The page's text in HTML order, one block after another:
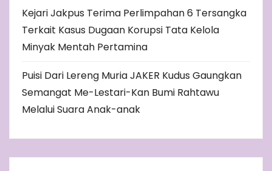
Kejari Jakpus Terima Perlimpahan 6 Tersangka
Terkait Kasus Dugaan Korupsi Tata Kelola
Minyak Mentah Pertamina
Puisi Dari Lereng Muria JAKER Kudus Gaungkan
Semangat Me-Lestari-Kan Bumi Rahtawu
Melalui Suara Anak-anak